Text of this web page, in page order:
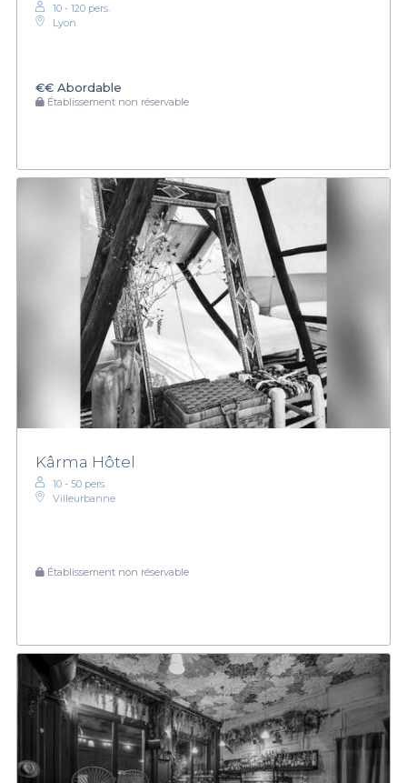
10 - 120 pers.
Lyon
€€ Abordable
Établissement non réservable
Kârma Hôtel
10 - 50 pers.
Villeurbanne
Établissement non réservable